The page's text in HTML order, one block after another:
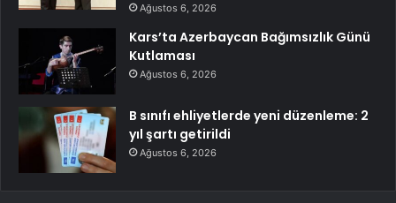
Ağustos 6, 2026
Kars’ta Azerbaycan Bağımsızlık Günü
Kutlaması
Ağustos 6, 2026
B sınıfı ehliyetlerde yeni düzenleme: 2
yıl şartı getirildi
Ağustos 6, 2026